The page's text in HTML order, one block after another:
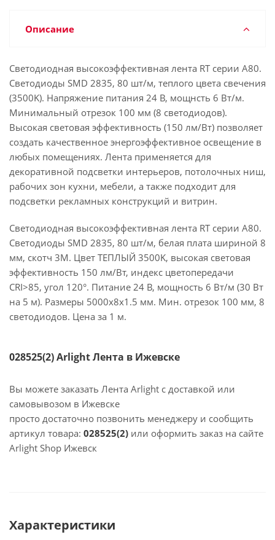
Описание
Светодиодная высокоэффективная лента RT серии A80.
Светодиоды SMD 2835, 80 шт/м, теплого цвета свечения
(3500K). Напряжение питания 24 В, мощнсть 6 Вт/м.
Минимальный отрезок 100 мм (8 светодиодов).
Высокая световая эффективность (150 лм/Вт) позволяет
создать качественное энергоэффективное освещение в
любых помещениях. Лента применяется для
декоративной подсветки интерьеров, потолочных ниш,
рабочих зон кухни, мебели, а также подходит для
подсветки рекламных конструкций и витрин.
Светодиодная высокоэффективная лента RT серии A80.
Светодиоды SMD 2835, 80 шт/м, белая плата шириной 8
мм, скотч 3M. Цвет ТЕПЛЫЙ 3500K, высокая световая
эффективность 150 лм/Вт, индекс цветопередачи
CRI>85, угол 120°. Питание 24 В, мощность 6 Вт/м (30 Вт
на 5 м). Размеры 5000x8x1.5 мм. Мин. отрезок 100 мм, 8
светодиодов. Цена за 1 м.
028525(2) Arlight Лента в Ижевске
Вы можете заказать Лента Arlight с доставкой или
самовывозом в Ижевске
просто достаточно позвонить менеджеру и сообщить
артикул товара: 028525(2) или оформить заказ на сайте
Arlight Shop Ижевск
Характеристики